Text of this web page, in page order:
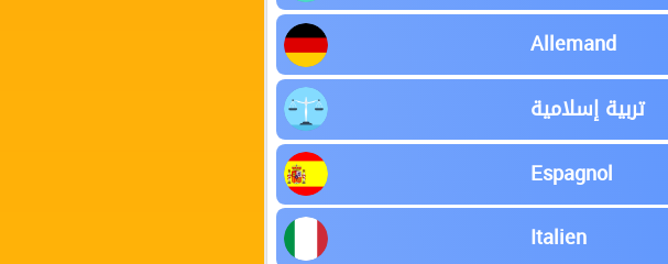
Allemand
تربية إسلامية
Espagnol
Italien